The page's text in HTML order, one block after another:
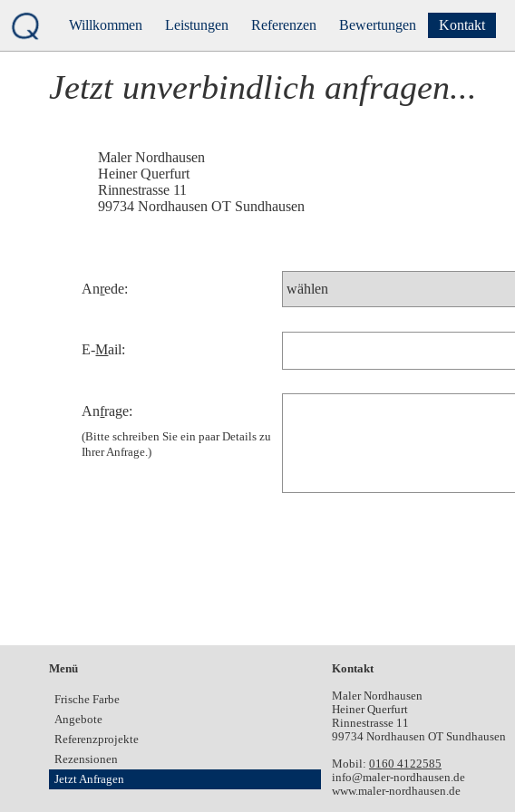
Willkommen
Leistungen
Fassadengestaltung
Malerarbeiten
Wärmedämmung
Referenzen
Wohnhaus Roepke
Partyraum Hake
Bewertungen
Kontakt
Formular
Impressum
Jetzt unverbindlich anfragen...
Maler Nordhausen
Heiner Querfurt
Rinnestrasse 11
99734 Nordhausen OT Sundhausen
Anrede:
E-Mail:
Anfrage:
(Bitte schreiben Sie ein paar Details zu
Ihrer Anfrage.)
Menü
Frische Farbe
Angebote
Referenzprojekte
Rezensionen
Jetzt Anfragen
Kontakt
Maler Nordhausen
Heiner Querfurt
Rinnestrasse 11
99734 Nordhausen OT Sundhausen
Mobil: 0160 4122585
ed.nesuahdron-relam@ofni
www.maler-nordhausen.de